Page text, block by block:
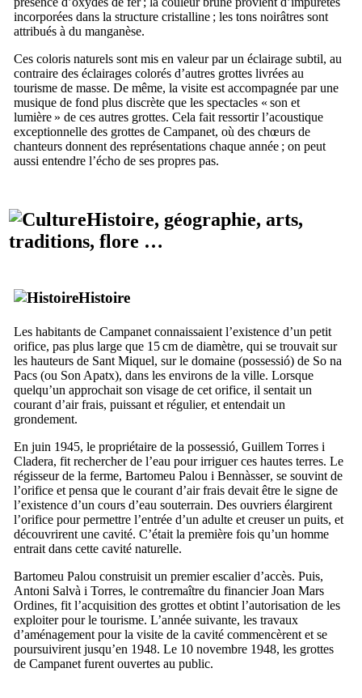
incorporées dans la structure cristalline ; les tons noirâtres sont
attribués à du manganèse.
Ces coloris naturels sont mis en valeur par un éclairage subtil, au
contraire des éclairages colorés d’autres grottes livrées au
tourisme de masse. De même, la visite est accompagnée par une
musique de fond plus discrète que les spectacles « son et
lumière » de ces autres grottes. Cela fait ressortir l’acoustique
exceptionnelle des grottes de Campanet, où des chœurs de
chanteurs donnent des représentations chaque année ; on peut
aussi entendre l’écho de ses propres pas.
Histoire, géographie, arts,
traditions, flore …
Histoire
Les habitants de Campanet connaissaient l’existence d’un petit
orifice, pas plus large que 15 cm de diamètre, qui se trouvait sur
les hauteurs de Sant Miquel, sur le domaine (possessió) de So na
Pacs (ou Son Apatx), dans les environs de la ville. Lorsque
quelqu’un approchait son visage de cet orifice, il sentait un
courant d’air frais, puissant et régulier, et entendait un
grondement.
En juin 1945, le propriétaire de la possessió, Guillem Torres i
Cladera, fit rechercher de l’eau pour irriguer ces hautes terres. Le
régisseur de la ferme, Bartomeu Palou i Bennàsser, se souvint de
l’orifice et pensa que le courant d’air frais devait être le signe de
l’existence d’un cours d’eau souterrain. Des ouvriers élargirent
l’orifice pour permettre l’entrée d’un adulte et creuser un puits, et
découvrirent une cavité. C’était la première fois qu’un homme
entrait dans cette cavité naturelle.
Bartomeu Palou construisit un premier escalier d’accès. Puis,
Antoni Salvà i Torres, le contremaître du financierJoan Mars
Ordines, fit l’acquisition des grottes et obtint l’autorisation de les
exploiter pour le tourisme. L’année suivante, les travaux
d’aménagement pour la visite de la cavité commencèrent et se
poursuivirent jusqu’en 1948. Le 10 novembre 1948, les grottes
de Campanet furent ouvertes au public.